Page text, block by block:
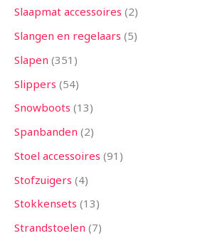
Slaapmat accessoires 2
Slangen en regelaars 5
Slapen 351
Slippers 54
Snowboots 13
Spanbanden 2
Stoel accessoires 91
Stofzuigers 4
Stokkensets 13
Strandstoelen 7